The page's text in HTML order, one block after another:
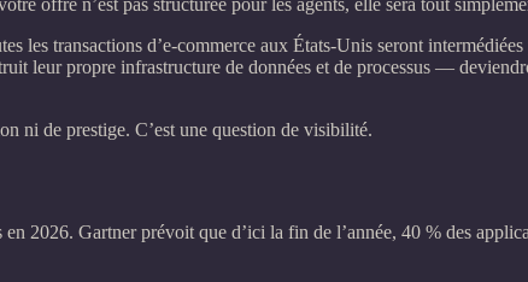
les transactions d’e‑commerce aux États‑Unis seront
leur propre infrastructure de données et de processus —
ni de prestige. C’est une question de visibilité.
2026. Gartner prévoit que d’ici la fin de l’année, 40 % des